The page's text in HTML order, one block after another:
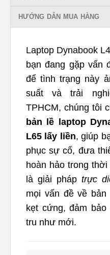
HƯỚNG DẪN MUA HÀNG
Laptop Dynabook
bạn đang gặp vấn
để tình trạng này
suất và trải
TPHCM, chúng tôi
bản lề laptop
L65 lấy liền, giúp
phục sự cố, đưa
hoàn hảo trong
là giải pháp trực
mọi vấn đề về
kẹt cứng, đảm
tru như mới.